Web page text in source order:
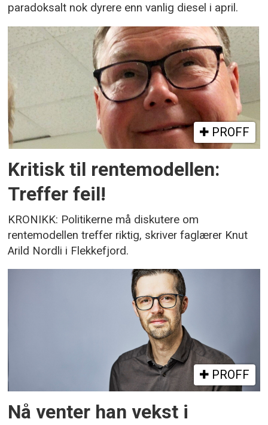
paradoksalt nok dyrere enn vanlig diesel i april.
PROFF
Kritisk til rentemodellen:
Treffer feil!
KRONIKK: Politikerne må diskutere om
rentemodellen treffer riktig, skriver faglærer Knut
Arild Nordli i Flekkefjord.
PROFF
Nå venter han vekst i